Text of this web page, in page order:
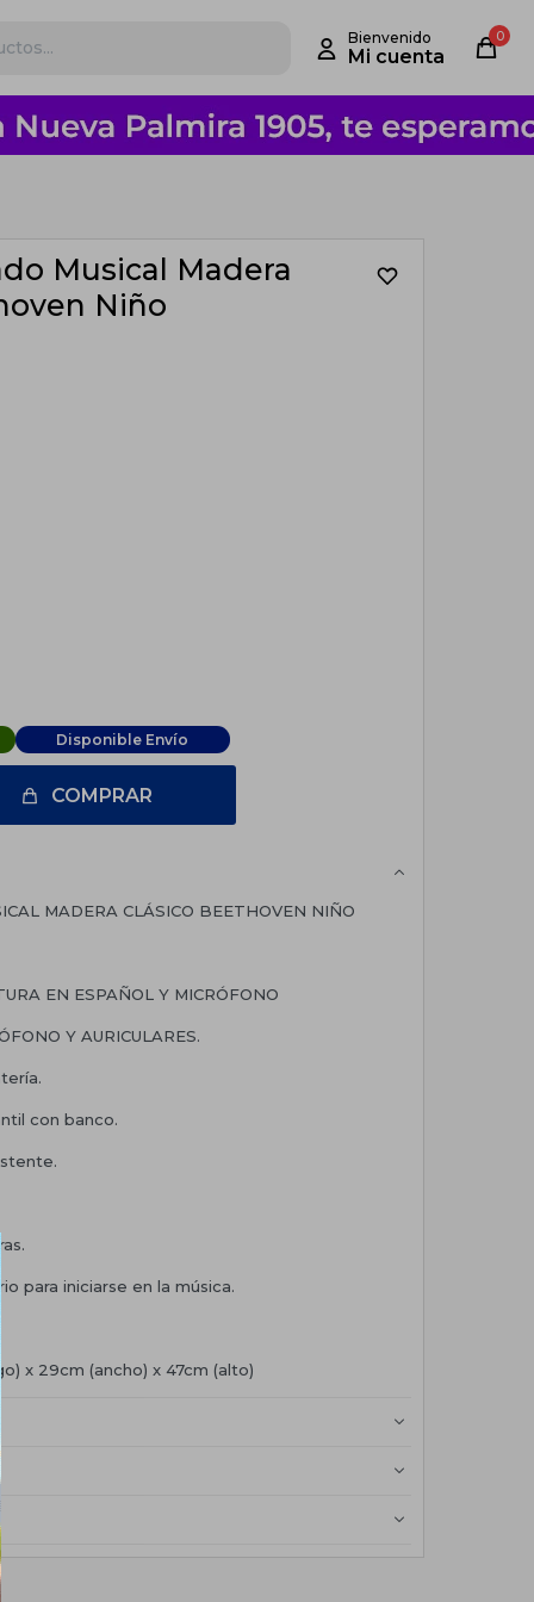
0
Musical Madera
Niño
Disponible Envío
COMPRAR
MADERA CLÁSICO BEETHOVEN NIÑO
EN ESPAÑOL Y MICRÓFONO
Y AURICULARES.
con banco.
para iniciarse en la música.
x 29cm (ancho) x 47cm (alto)